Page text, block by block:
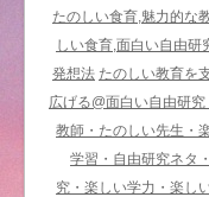
い
野
山
さ
ん
ぽ
たのしい食育,魅力的な
しい食育,面白い自由研
発想法 たのしい教育を
広げる@面白い自由研
教師・たのしい先生・
学習・自由研究ネタ
究・楽しい学力・楽し